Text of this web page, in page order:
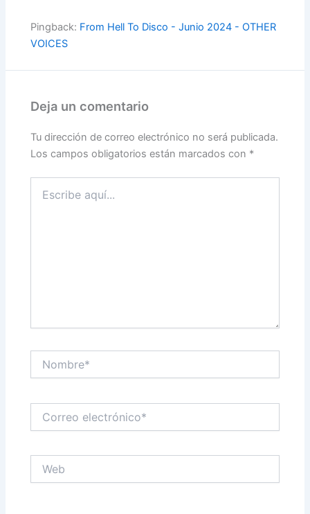
Pingback: From Hell To Disco - Junio 2024 - OTHER
VOICES
Deja un comentario
Tu dirección de correo electrónico no será publicada.
Los campos obligatorios están marcados con *
aquí...
electrónico*